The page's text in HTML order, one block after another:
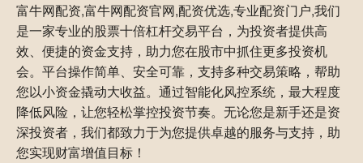
富牛网配资,富牛网配资官网,配资优选,专业配资门户,我们
是一家专业的股票十倍杠杆交易平台，为投资者提供高
效、便捷的资金支持，助力您在股市中抓住更多投资机
会。平台操作简单、安全可靠，支持多种交易策略，帮助
您以小资金撬动大收益。通过智能化风控系统，最大程度
降低风险，让您轻松掌控投资节奏。无论您是新手还是资
深投资者，我们都致力于为您提供卓越的服务与支持，助
您实现财富增值目标！